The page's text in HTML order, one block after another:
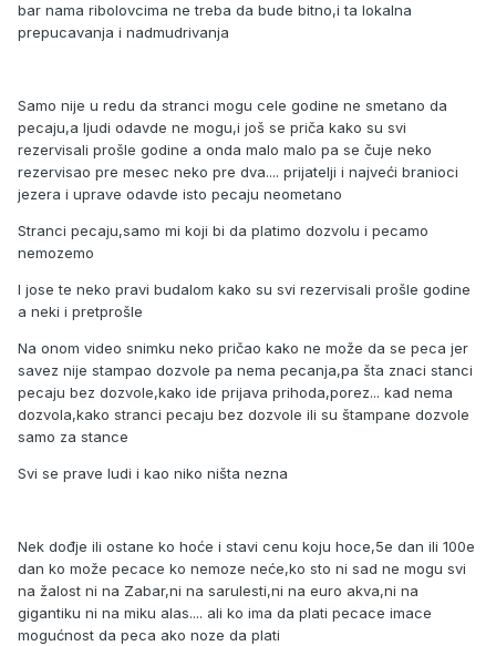
bar nama ribolovcima ne treba da bude bitno,i ta lokalna
prepucavanja i nadmudrivanja
Samo nije u redu da stranci mogu cele godine ne smetano da
pecaju,a ljudi odavde ne mogu,i još se priča kako su svi
rezervisali prošle godine a onda malo malo pa se čuje neko
rezervisao pre mesec neko pre dva.... prijatelji i najveći branioci
jezera i uprave odavde isto pecaju neometano
Stranci pecaju,samo mi koji bi da platimo dozvolu i pecamo
nemozemo
I jose te neko pravi budalom kako su svi rezervisali prošle godine
a neki i pretprošle
Na onom video snimku neko pričao kako ne može da se peca jer
savez nije stampao dozvole pa nema pecanja,pa šta znaci stanci
pecaju bez dozvole,kako ide prijava prihoda,porez... kad nema
dozvola,kako stranci pecaju bez dozvole ili su štampane dozvole
samo za stance
Svi se prave ludi i kao niko ništa nezna
Nek dođje ili ostane ko hoće i stavi cenu koju hoce,5e dan ili 100e
dan ko može pecace ko nemoze neće,ko sto ni sad ne mogu svi
na žalost ni na Zabar,ni na sarulesti,ni na euro akva,ni na
gigantiku ni na miku alas.... ali ko ima da plati pecace imace
mogućnost da peca ako noze da plati